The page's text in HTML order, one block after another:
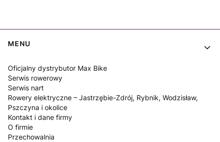
Linki w stopce
MENU
Oficjalny dystrybutor Max Bike
Serwis rowerowy
Serwis nart
Rowery elektryczne – Jastrzębie-Zdrój, Rybnik, Wodzisław,
Pszczyna i okolice
Kontakt i dane firmy
O firmie
Przechowalnia